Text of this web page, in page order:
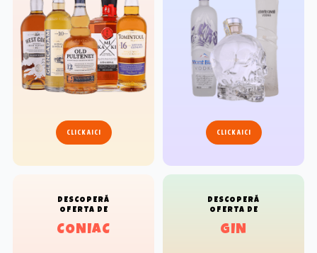
CLICK AICI CLICK AICI
DESCOPERĂ
OFERTA DE
CONIAC
DESCOPERĂ
OFERTA DE
GIN